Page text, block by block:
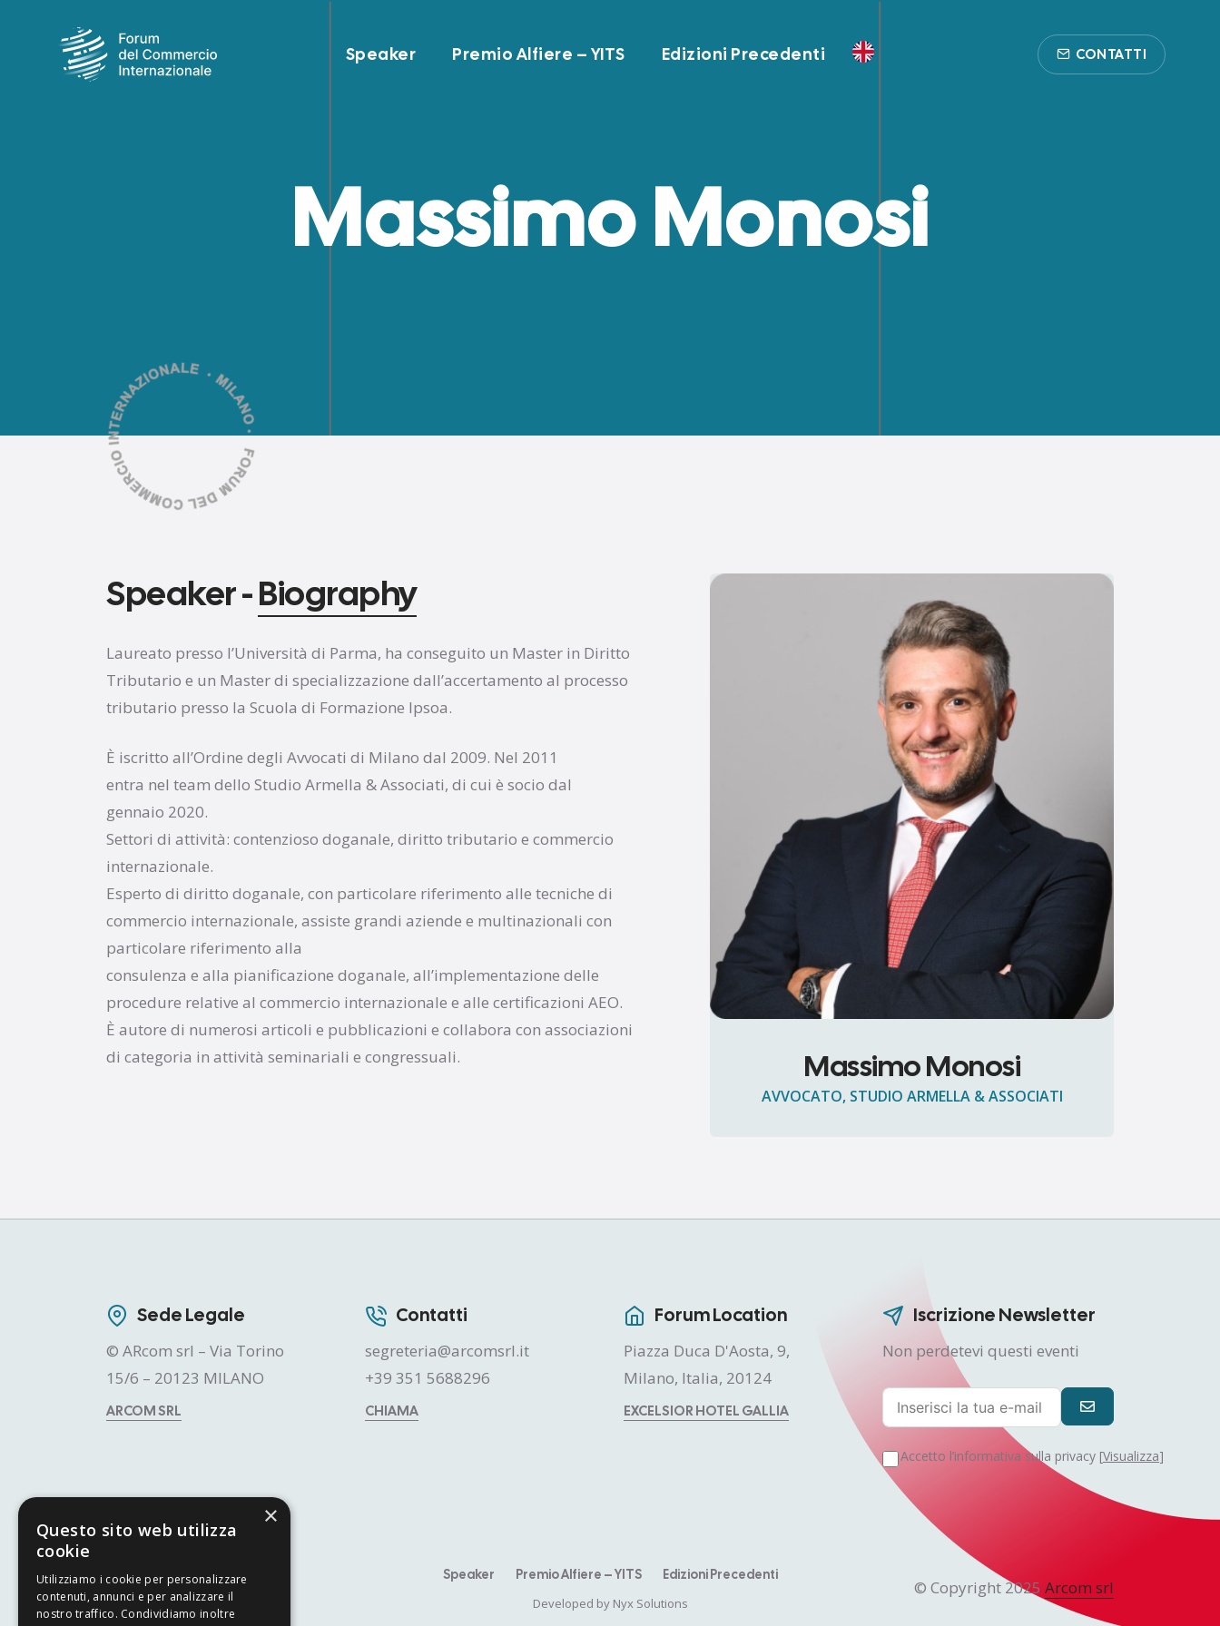
Speaker Premio Alfiere – YITS Edizioni Precedenti CONTATTI
Massimo Monosi
Speaker -Biography
Laureato presso l’Università di Parma, ha conseguito un Master in Diritto
Tributario e un Master di specializzazione dall’accertamento al processo
tributario presso la Scuola di Formazione Ipsoa.
È iscritto all’Ordine degli Avvocati di Milano dal 2009. Nel 2011
entra nel team dello Studio Armella & Associati, di cui è socio dal
gennaio 2020.
Settori di attività: contenzioso doganale, diritto tributario e commercio
internazionale.
Esperto di diritto doganale, con particolare riferimento alle tecniche di
commercio internazionale, assiste grandi aziende e multinazionali con
particolare riferimento alla
consulenza e alla pianificazione doganale, all’implementazione delle
procedure relative al commercio internazionale e alle certificazioni AEO.
È autore di numerosi articoli e pubblicazioni e collabora con associazioni
di categoria in attività seminariali e congressuali.
Massimo Monosi
AVVOCATO, STUDIO ARMELLA & ASSOCIATI
Sede Legale
© ARcom srl – Via Torino
15/6 – 20123 MILANO
ARCOM SRL
Contatti
segreteria@arcomsrl.it
+39 351 5688296
CHIAMA
Forum Location
Piazza Duca D'Aosta, 9,
Milano, Italia, 20124
EXCELSIOR HOTEL GALLIA
Iscrizione Newsletter
Non perdetevi questi eventi
Accetto l’informativa sulla privacy [Visualizza]
Speaker Premio Alfiere – YITS
Edizioni Precedenti
Developed by Nyx Solutions
© Copyright 2025 Arcom srl
×
Questo sito web utilizza
cookie
Utilizziamo i cookie per personalizzare
contenuti, annunci e per analizzare il
nostro traffico. Condividiamo inoltre